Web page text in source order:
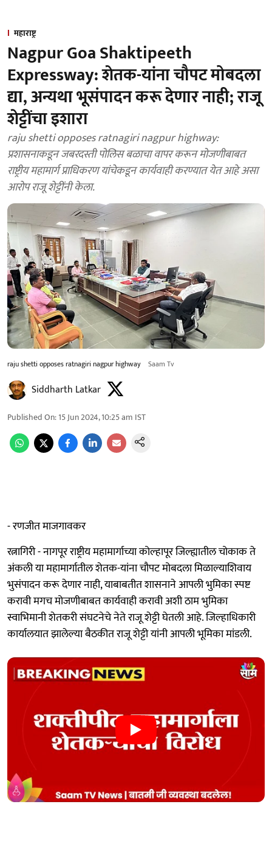
महाराष्ट्र
Nagpur Goa Shaktipeeth
Expressway: शेतक-यांना चौपट मोबदला
द्या, अन्यथा भूसंपादन करू देणार नाही; राजू
शेट्टींचा इशारा
raju shetti opposes ratnagiri nagpur highway:
प्रशासनाकडून जबरदस्ती पोलिस बळाचा वापर करून मोजणीबाबत
राष्ट्रीय महामार्ग प्राधिकरण यांचेकडून कार्यवाही करण्यात येत आहे असा
आराेप राजू शेट्टींनी केला.
raju shetti opposes ratnagiri nagpur highway Saam Tv
Siddharth Latkar
Published On:15 Jun 2024, 10:25 am IST
- रणजीत माजगावकर
रत्नागिरी - नागपूर राष्ट्रीय महामार्गाच्या कोल्हापूर जिल्ह्यातील चोकाक ते
अंकली या महामार्गातील शेतक-यांना चौपट मोबदला मिळाल्याशिवाय
भुसंपादन करू देणार नाही, याबाबतीत शासनाने आपली भुमिका स्पष्ट
करावी मगच मोजणीबाबत कार्यवाही करावी अशी ठाम भुमिका
स्वाभिमानी शेतकरी संघटनेचे नेते राजू शेट्टी घेतली आहे. जिल्हाधिकारी
कार्यालयात झालेल्या बैठकीत राजू शेट्टी यांनी आपली भूमिका मांडली.